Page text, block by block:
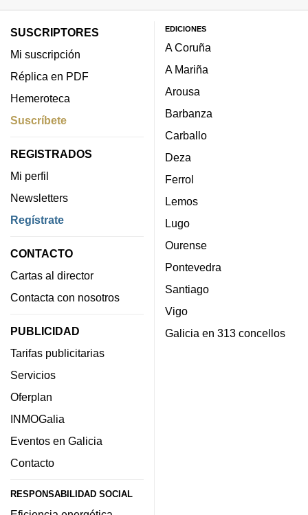
SUSCRIPTORES
Mi suscripción
Réplica en PDF
Hemeroteca
Suscríbete
REGISTRADOS
Mi perfil
Newsletters
Regístrate
CONTACTO
Cartas al director
Contacta con nosotros
PUBLICIDAD
Tarifas publicitarias
Servicios
Oferplan
INMOGalia
Eventos en Galicia
Contacto
RESPONSABILIDAD SOCIAL
EDICIONES
A Coruña
A Mariña
Arousa
Barbanza
Carballo
Deza
Ferrol
Lemos
Lugo
Ourense
Pontevedra
Santiago
Vigo
Galicia en 313 concellos